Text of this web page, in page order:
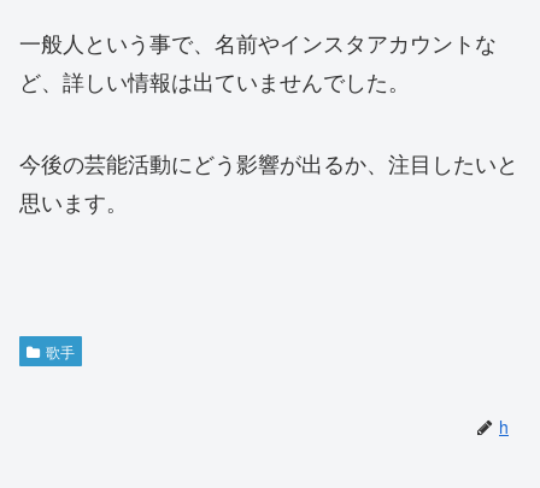
一般人という事で、名前やインスタアカウントな
ど、詳しい情報は出ていませんでした。
今後の芸能活動にどう影響が出るか、注目したいと
思います。
歌手
h